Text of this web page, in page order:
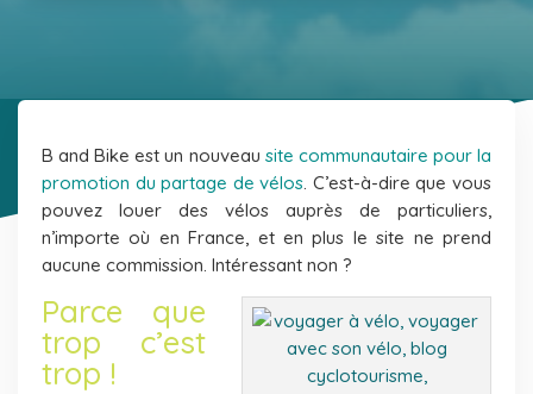
B and Bike est un nouveau site communautaire pour la
promotion du partage de vélos. C’est-à-dire que vous
pouvez louer des vélos auprès de particuliers,
n’importe où en France, et en plus le site ne prend
aucune commission. Intéressant non ?
Parce que
trop c’est
trop !